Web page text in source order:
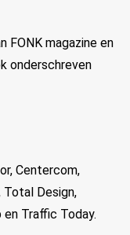
FONK magazine en
onderschreven
Centercom,
Total Design,
en Traffic Today.